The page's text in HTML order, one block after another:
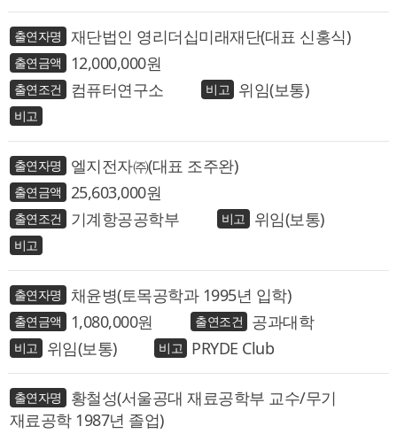
재단법인 영리더십미래재단(대표 신홍식)
12,000,000
컴퓨터연구소
위임(보통)
엘지전자㈜(대표 조주완)
25,603,000
기계항공공학부
위임(보통)
채윤병(토목공학과 1995년 입학)
1,080,000
공과대학
위임(보통)
PRYDE Club
황철성(서울공대 재료공학부 교수/무기
재료공학 1987년 졸업)